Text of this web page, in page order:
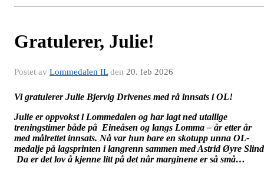
Gratulerer, Julie!
Postet av Lommedalen ILden 20. feb 2026
Vi gratulerer Julie Bjervig Drivenes med rå innsats i OL!
Julie er oppvokst i Lommedalen og har lagt ned utallige
treningstimer både på Eineåsen og langs Lomma – år etter år
med målrettet innsats. Nå var hun bare en skotupp unna OL-
medalje på lagsprinten i langrenn sammen med Astrid Øyre
Da er det lov å kjenne litt på det når marginene er så små…